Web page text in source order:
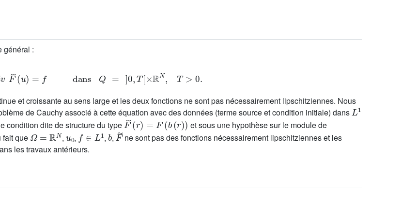
général :
u)+ d ( dans 0, ℝN T> .
et croissante au sens large et les deux fonctions ne sont pas nécessairement lipschitziennes. Nous
de Cauchy associé à cette équation avec des données (terme source et condition initiale) dans
L1
condition dite de structure du type
F˜(r)=F(b(r))
et sous une hypothèse sur le module de
fait que
Ω=ℝN
,
u0
,
f∈L1
,
b
,
F˜
ne sont pas des fonctions nécessairement lipschitziennes et les
les travaux antérieurs.